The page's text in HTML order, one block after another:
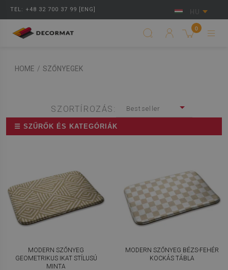
TEL: +48 32 700 37 99 [ENG] HU
0
HOME / SZŐNYEGEK
SZORTÍROZÁS: Bestseller
☰ SZŰRŐK ÉS KATEGÓRIÁK
MODERN SZŐNYEG
GEOMETRIKUS IKAT STÍLUSÚ
MINTA
MODERN SZŐNYEG BÉZS-FEHÉR
KOCKÁS TÁBLA